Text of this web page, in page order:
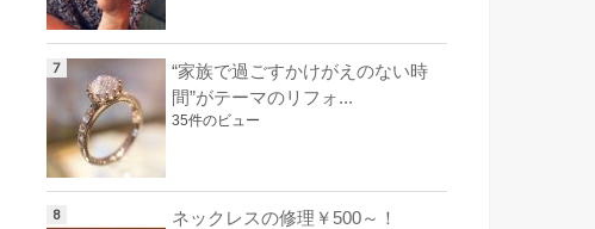
“家族で過ごすかけがえのない時
間”がテーマのリフォ...
35件のビュー
ネックレスの修理￥500～！